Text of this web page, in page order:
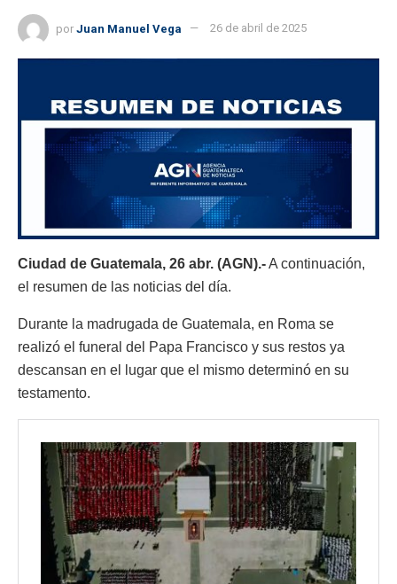
por Juan Manuel Vega 26 de abril de 2025
Ciudad de Guatemala, 26 abr. (AGN).-A continuación,
el resumen de las noticias del día.
Durante la madrugada de Guatemala, en Roma se
realizó el funeral del Papa Francisco y sus restos ya
descansan en el lugar que el mismo determinó en su
testamento.